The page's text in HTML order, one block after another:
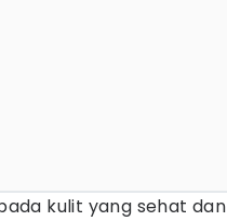
kulit yang sehat dan